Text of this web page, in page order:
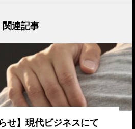
関連記事
せ】現代ビジネスにて